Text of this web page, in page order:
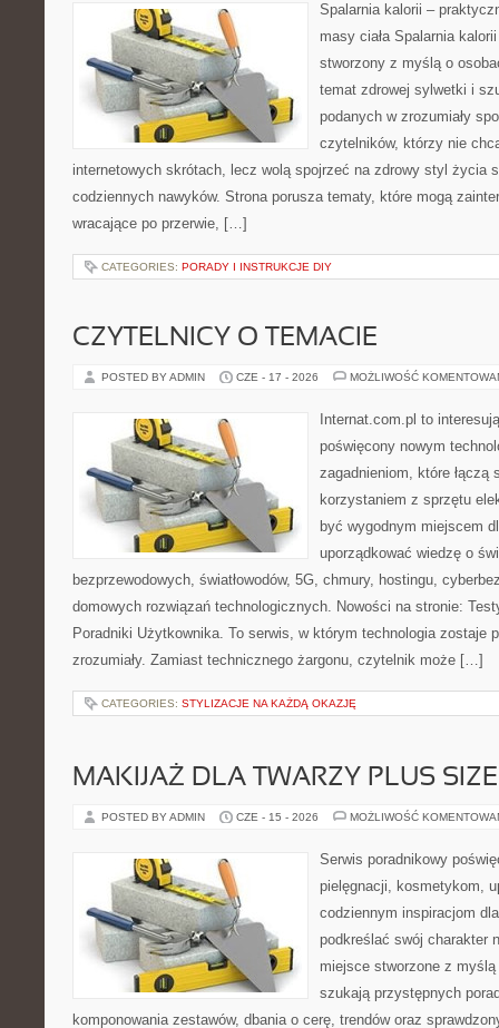
Spalarnia kalorii –
masy ciała Spalarnia
stworzony z myślą o
temat zdrowej sylwetki i
podanych w zrozumiały
czytelników, którzy nie
internetowych skrótach, lecz wolą spojrzeć na zdrowy styl życia
codziennych nawyków. Strona porusza tematy, które mogą
wracające po przerwie, […]
CATEGORIES: PORADY I INSTRUKCJE DIY
CZYTELNICY O TEMACIE
POSTED BY ADMIN CZE - 17 - 2026 MOŻLIWOŚĆ
Internat.com.pl to
poświęcony nowym
zagadnieniom, które łączą
korzystaniem z sprzętu
być wygodnym miejscem
uporządkować wiedzę o
bezprzewodowych, światłowodów, 5G, chmury, hostingu,
domowych rozwiązań technologicznych. Nowości na stronie:
Poradniki Użytkownika. To serwis, w którym technologia zostaje
zrozumiały. Zamiast technicznego żargonu, czytelnik może […]
CATEGORIES: STYLIZACJE NA KAŻDĄ OKAZJĘ
MAKIJAŻ DLA TWARZY PLUS SIZE
POSTED BY ADMIN CZE - 15 - 2026 MOŻLIWOŚĆ
Serwis poradnikowy
pielęgnacji, kosmetykom,
codziennym inspiracjom
podkreślać swój charakter
miejsce stworzone z
szukają przystępnych
komponowania zestawów, dbania o cerę, trendów oraz